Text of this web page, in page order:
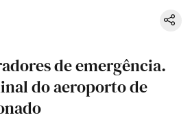
de emergência.
do aeroporto de